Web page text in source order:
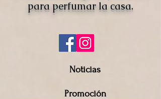
para perfumar la casa.
Noticias
Promoción